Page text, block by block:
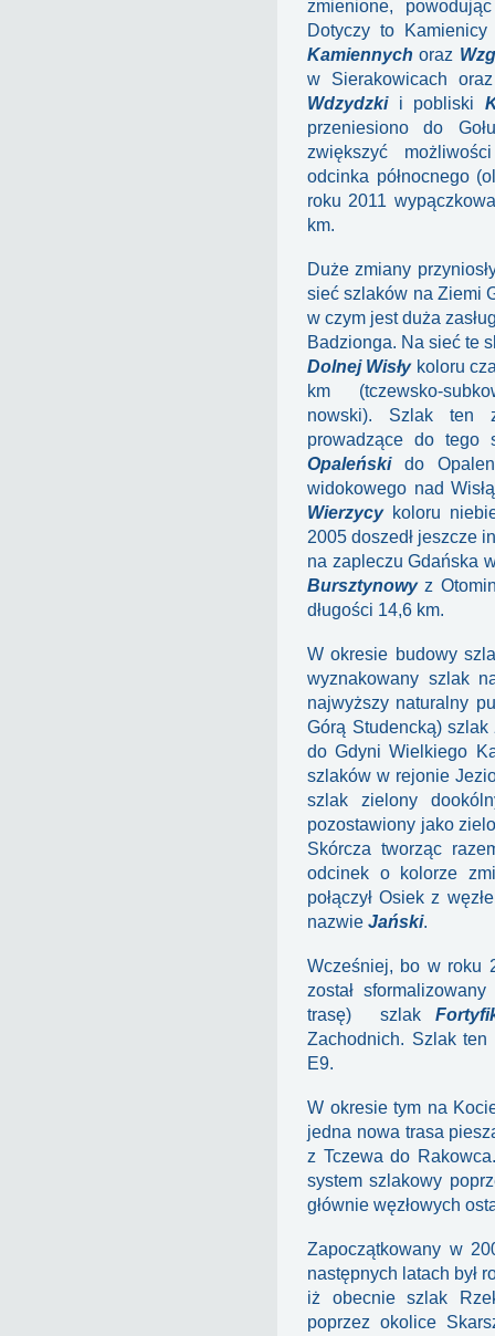
zmienione,
Dotyczy to
Kamiennych oraz
w Sierakowicach
Wdzydzkii pobliski
przeniesiono do
zwiększyć
odcinka północnego
roku 2011
km.
Duże zmiany
sieć szlaków na Ziemi
w czym jest duża
Badzionga. Na sieć te
Dolnej Wisłykoloru
km (tczewsko-
nowski). Szlak ten
prowadzące do tego
Opaleńskido
widokowego nad
Wierzycykoloru
2005 doszedł jeszcze
na zapleczu Gdańska
Bursztynowyz
długości 14,6 km.
W okresie budowy
wyznakowany szlak
najwyższy naturalny
Górą Studencką) szlak
do Gdyni Wielkiego
szlaków w rejonie
szlak zielony
pozostawiony jako
Skórcza tworząc
odcinek o kolorze
połączył Osiek z
nazwie Jański.
Wcześniej, bo w roku
został
trasę) szlak
Zachodnich. Szlak ten
E9.
W okresie tym na
jedna nowa trasa
z Tczewa do
system szlakowy
głównie węzłowych
Zapoczątkowany w
następnych latach był
iż obecnie szlak
poprzez okolice